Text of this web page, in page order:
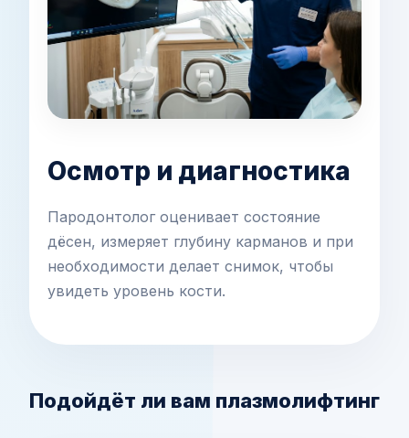
Осмотр и диагностика
Пародонтолог оценивает состояние
дёсен, измеряет глубину карманов и при
необходимости делает снимок, чтобы
увидеть уровень кости.
Подойдёт ли вам плазмолифтинг